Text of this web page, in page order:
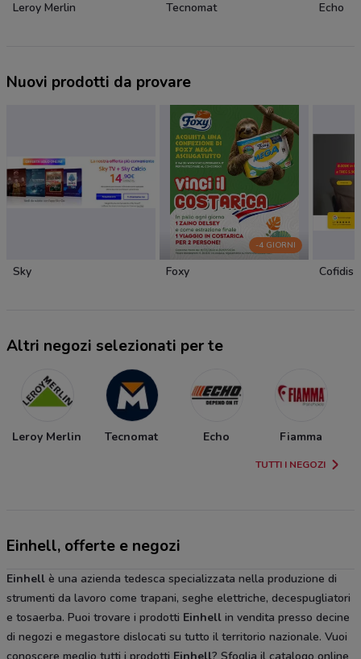
Leroy Merlin Tecnomat Echo
Nuovi prodotti da provare
Sky
-4 GIORNI
Foxy Cofidis
Altri negozi selezionati per te
Leroy Merlin Tecnomat Echo Fiamma
TUTTI I NEGOZI
Einhell, offerte e negozi
Einhell è una azienda tedesca specializzata nella produzione di
strumenti da lavoro come trapani, seghe elettriche, decespugliatori
e tosaerba. Puoi trovare i prodotti Einhell in vendita presso decine
di negozi e megastore dislocati su tutto il territorio nazionale. Vuoi